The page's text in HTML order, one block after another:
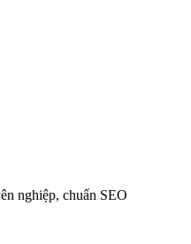
nghiệp, chuẩn SEO